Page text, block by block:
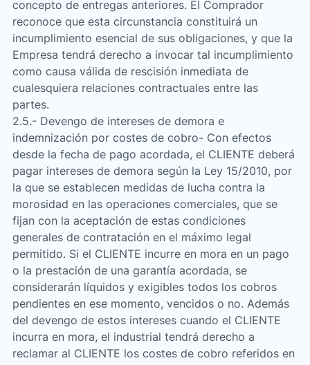
concepto de entregas anteriores. El Comprador
reconoce que esta circunstancia constituirá un
incumplimiento esencial de sus obligaciones, y que la
Empresa tendrá derecho a invocar tal incumplimiento
como causa válida de rescisión inmediata de
cualesquiera relaciones contractuales entre las
partes.
2.5.- Devengo de intereses de demora e
indemnización por costes de cobro- Con efectos
desde la fecha de pago acordada, el CLIENTE deberá
pagar intereses de demora según la Ley 15/2010, por
la que se establecen medidas de lucha contra la
morosidad en las operaciones comerciales, que se
fijan con la aceptación de estas condiciones
generales de contratación en el máximo legal
permitido. Si el CLIENTE incurre en mora en un pago
o la prestación de una garantía acordada, se
considerarán líquidos y exigibles todos los cobros
pendientes en ese momento, vencidos o no. Además
del devengo de estos intereses cuando el CLIENTE
incurra en mora, el industrial tendrá derecho a
reclamar al CLIENTE los costes de cobro referidos en